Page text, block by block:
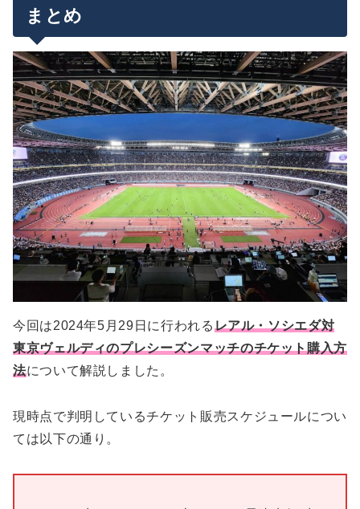
まとめ
今回は2024年5月29日に行われるレアル・ソシエダ対
東京ヴェルディのプレシーズンマッチのチケット購入方
法について解説しました。
現時点で判明しているチケット販売スケジュールについ
ては以下の通り。